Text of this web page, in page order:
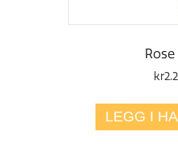
kr
LEGG I